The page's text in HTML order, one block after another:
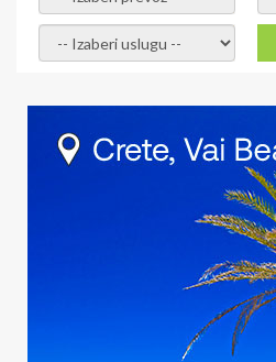
- Izaberite uslugu -